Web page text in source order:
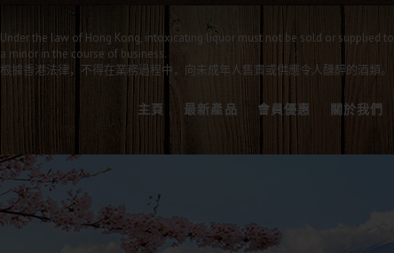
主頁 最新產品 會員優惠 關於我們
Under the law of Hong Kong, intoxicating liquor must not be sold or supplied to
a minor in the course of business.
根據香港法律，不得在業務過程中，向未成年人售賣或供應令人醺醉的酒類。